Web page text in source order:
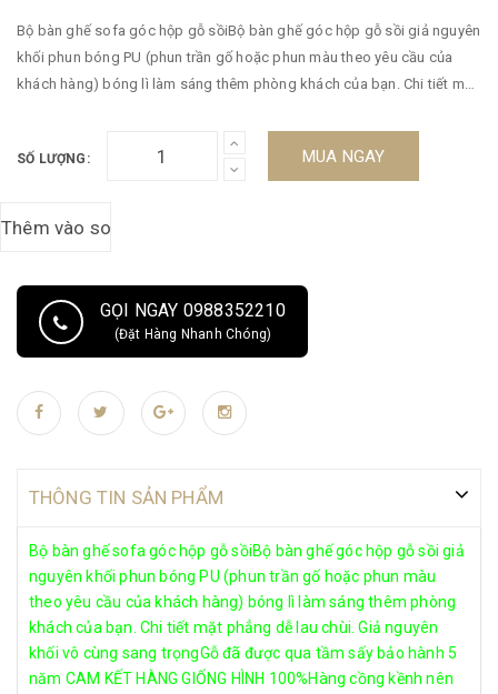
Bộ bàn ghế sofa góc hộp gỗ sồiBộ bàn ghế góc hộp gỗ sồi giả nguyên
khối phun bóng PU (phun trần gố hoặc phun màu theo yêu cầu của
khách hàng) bóng lì làm sáng thêm phòng khách của bạn. Chi tiết mặt
qua tầm sấy bảo hành 5 năm CAM KẾT HÀNG GIỐNG HÌNH 100%Hàng
cồng kềnh nên shop sẽ tự vc
SỐ LƯỢNG: MUA NGAY
GỌI NGAY 0988352210
(Đặt Hàng Nhanh Chóng)
THÔNG TIN SẢN PHẨM
Bộ bàn ghế sofa góc hộp gỗ sồiBộ bàn ghế góc hộp gỗ sồi giả
nguyên khối phun bóng PU (phun trần gố hoặc phun màu
theo yêu cầu của khách hàng) bóng lì làm sáng thêm phòng
khách của bạn. Chi tiết mặt phẳng dễ lau chùi. Giả nguyên
khối vô cùng sang trọngGỗ đã được qua tầm sấy bảo hành 5
năm CAM KẾT HÀNG GIỐNG HÌNH 100%Hàng cồng kềnh nên